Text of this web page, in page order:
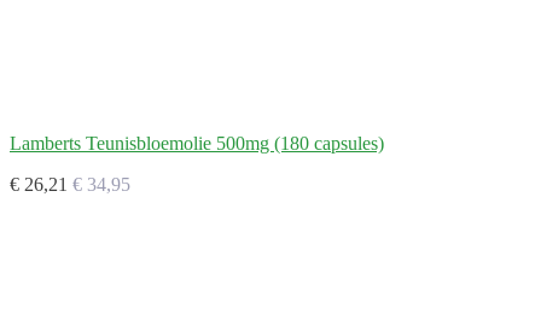
Lamberts Teunisbloemolie 500mg (180 capsules)
€ 26,21 € 34,95